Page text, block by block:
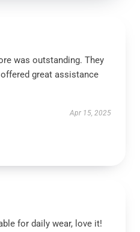
was outstanding. They
great assistance
Apr 15, 2025
for daily wear, love it!